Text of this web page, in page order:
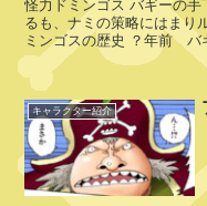
ス
フ
ァ
ウ
ス
ト
海
賊
団
カ
イ
怪力ドミンゴス バギーの手下の3人組。海図を盗んだナミを追いかけ
るも、ナミの策略にはまりル
ミンゴスの歴史
キャラクター紹介